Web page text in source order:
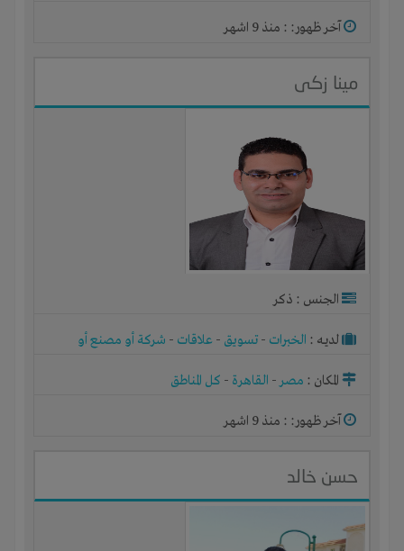
آخر ظهور: : منذ 9 اشهر
مينا زكى
الجنس : ذكر
لديـه : الخبرات - تسويق - علاقات - شركة أو مصنع أو
المكان : مصر- القاهرة - كل المناطق
آخر ظهور: : منذ 9 اشهر
حسن خالد